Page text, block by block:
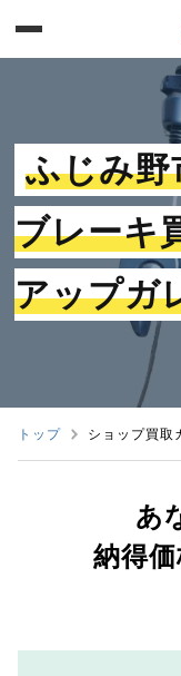
ふじみ野
ブレーキ
アップガ
トップ ショップ買取
あ
納得